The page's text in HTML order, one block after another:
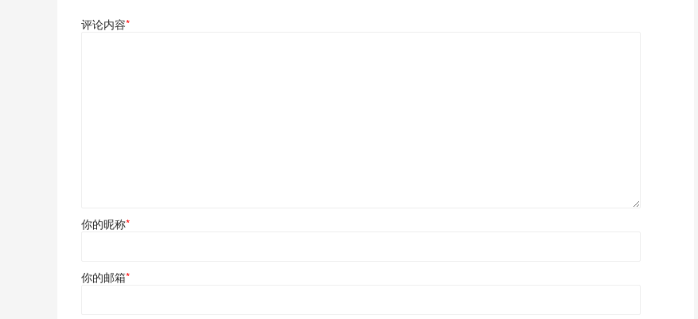
评论内容*
你的昵称*
你的邮箱*